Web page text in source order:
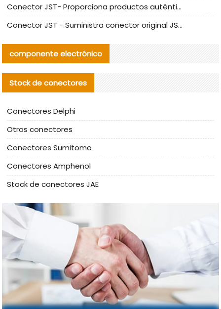
Conector JST- Proporciona productos auténticos y alternativos del conector JST NSHR-02V-S
Conector JST - Suministra conector original JST GHR-09V-S | productos alternativos
componente electrónico
Stock de conectores
Conectores Delphi
Otros conectores
Conectores Sumitomo
Conectores Amphenol
Stock de conectores JAE